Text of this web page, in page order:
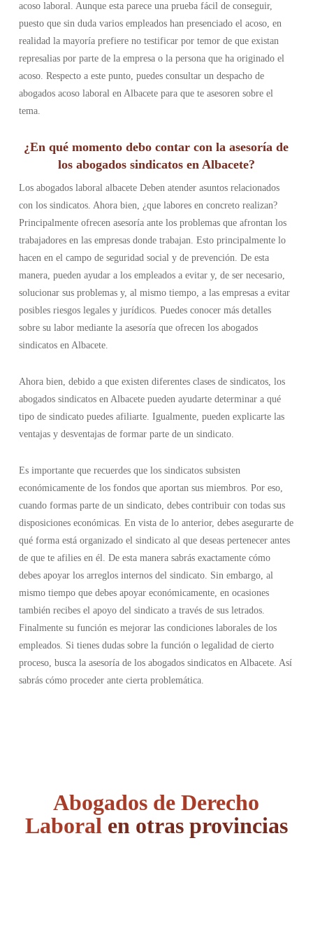
acoso laboral. Aunque esta parece una prueba fácil de conseguir,
puesto que sin duda varios empleados han presenciado el acoso, en
realidad la mayoría prefiere no testificar por temor de que existan
represalias por parte de la empresa o la persona que ha originado el
acoso. Respecto a este punto, puedes consultar un despacho de
abogados acoso laboral en Albacete para que te asesoren sobre el
tema.
¿En qué momento debo contar con la asesoría de
los abogados sindicatos en Albacete?
Los abogados laboral albacete Deben atender asuntos relacionados
con los sindicatos. Ahora bien, ¿que labores en concreto realizan?
Principalmente ofrecen asesoría ante los problemas que afrontan los
trabajadores en las empresas donde trabajan. Esto principalmente lo
hacen en el campo de seguridad social y de prevención. De esta
manera, pueden ayudar a los empleados a evitar y, de ser necesario,
solucionar sus problemas y, al mismo tiempo, a las empresas a evitar
posibles riesgos legales y jurídicos. Puedes conocer más detalles
sobre su labor mediante la asesoría que ofrecen los abogados
sindicatos en Albacete.
Ahora bien, debido a que existen diferentes clases de sindicatos, los
abogados sindicatos en Albacete pueden ayudarte determinar a qué
tipo de sindicato puedes afiliarte. Igualmente, pueden explicarte las
ventajas y desventajas de formar parte de un sindicato.
Es importante que recuerdes que los sindicatos subsisten
económicamente de los fondos que aportan sus miembros. Por eso,
cuando formas parte de un sindicato, debes contribuir con todas sus
disposiciones económicas. En vista de lo anterior, debes asegurarte de
qué forma está organizado el sindicato al que deseas pertenecer antes
de que te afilies en él. De esta manera sabrás exactamente cómo
debes apoyar los arreglos internos del sindicato. Sin embargo, al
mismo tiempo que debes apoyar económicamente, en ocasiones
también recibes el apoyo del sindicato a través de sus letrados.
Finalmente su función es mejorar las condiciones laborales de los
empleados. Si tienes dudas sobre la función o legalidad de cierto
proceso, busca la asesoría de los abogados sindicatos en Albacete. Así
sabrás cómo proceder ante cierta problemática.
Abogados de Derecho
Laboral en otras provincias